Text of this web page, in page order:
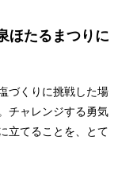
ほたるまつりに
づくりに挑戦した場
チャレンジする勇気
立てることを、とて